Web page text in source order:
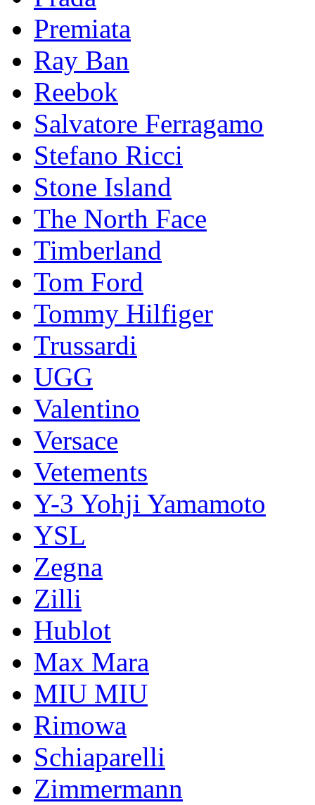
Premiata
Ray Ban
Reebok
Salvatore Ferragamo
Stefano Ricci
Stоnе Islаnd
The North Face
Timberland
Tom Ford
Tommy Hilfiger
Trussardi
UGG
Valentino
Versace
Vetements
Y-3 Yohji Yamamoto
YSL
Zegna
Zilli
Hublot
Max Mara
MIU MIU
Rimowa
Schiaparelli
Zimmermann